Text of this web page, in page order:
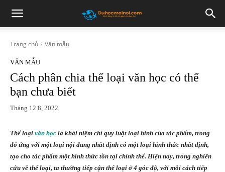
Trang chủ Văn mẫu
VĂN MẪU
Cách phân chia thể loại văn học có thể
bạn chưa biết
Tháng 12 8, 2022
Thể loại văn học là khái niệm chỉ quy luật loại hình của tác phẩm, trong
đó ứng với một loại nội dung nhất định có một loại hình thức nhất định,
tạo cho tác phẩm một hình thức tồn tại chỉnh thể. Hiện nay, trong nghiên
cứu về thể loại, ta thường tiếp cận thể loại ở 4 góc độ, với mỗi cách tiếp